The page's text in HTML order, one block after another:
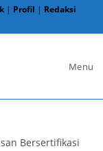
| Profil | Redaksi
Menu